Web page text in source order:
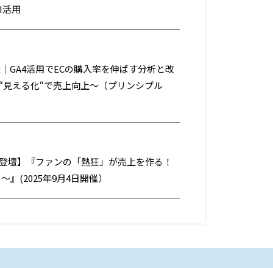
用
GA4活用でECの購入率を伸ばす分析と改
える化“で売上向上～（プリンシプル
壇】『ファンの「熱狂」が売上を作る！
』(2025年9月4日開催）